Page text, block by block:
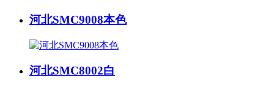
河北SMC9008本色
河北SMC8002白